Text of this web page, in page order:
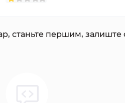
станьте першим, залиште